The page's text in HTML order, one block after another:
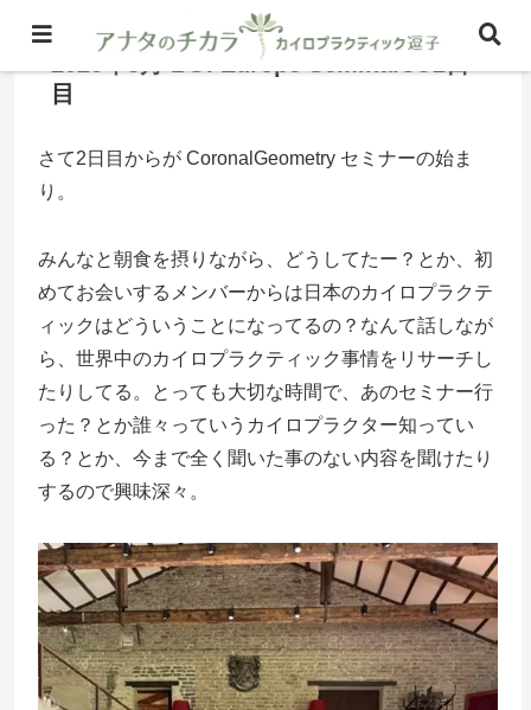
2025年5月 BGI Europe Seminars®2日
目
さて2日目からが CoronalGeometry セミナーの始ま
り。
みんなと朝食を摂りながら、どうしてたー？とか、初
めてお会いするメンバーからは日本のカイロプラクテ
ィックはどういうことになってるの？なんて話しなが
ら、世界中のカイロプラクティック事情をリサーチし
たりしてる。とっても大切な時間で、あのセミナー行
った？とか誰々っていうカイロプラクター知ってい
る？とか、今まで全く聞いた事のない内容を聞けたり
するので興味深々。